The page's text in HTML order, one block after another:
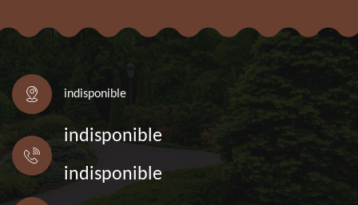
indisponible
indisponible
indisponible